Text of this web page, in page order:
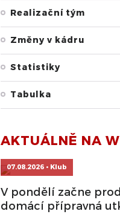
Realizační tým
Změny v kádru
Statistiky
Tabulka
AKTUÁLNĚ NA
07.08.2026 • Klub
V pondělí začne
domácí přípravná